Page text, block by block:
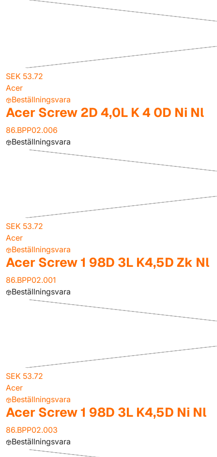
SEK 53.72
Acer
Beställningsvara
Acer Screw 2D 4,0L K 4 0D Ni Nl
86.BPP02.006
Beställningsvara
SEK 53.72
Acer
Beställningsvara
Acer Screw 1 98D 3L K4,5D Zk Nl
86.BPP02.001
Beställningsvara
SEK 53.72
Acer
Beställningsvara
Acer Screw 1 98D 3L K4,5D Ni Nl
86.BPP02.003
Beställningsvara